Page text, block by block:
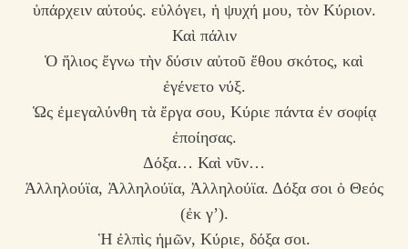
ὑπάρχειν αὐτούς. εὐλόγει, ἡ ψυχή μου, τὸν Κύριον.
Καὶ πάλιν
Ὁ ἥλιος ἔγνω τὴν δύσιν αὐτοῦ ἔθου σκότος, καὶ
ἐγένετο νύξ.
Ὡς ἐμεγαλύνθη τὰ ἔργα σου, Κύριε πάντα ἐν σοφίᾳ
ἐποίησας.
Δόξα… Καὶ νῦν…
Ἀλληλούϊα, Ἀλληλούϊα, Ἀλληλούϊα. Δόξα σοι ὁ Θεός
(ἐκ γ’).
Ἡ ἐλπὶς ἡμῶν, Κύριε, δόξα σοι.